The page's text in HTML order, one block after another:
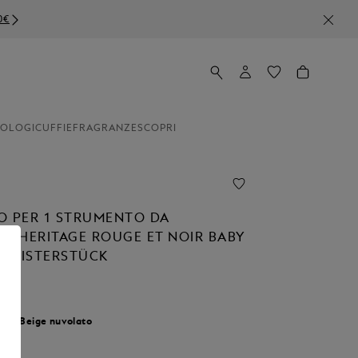
CUFFIE FRAGRANZESCOPRI
PER 1 STRUMENTO DA
HERITAGE ROUGE ET NOIR BABY
Beige nuvolato